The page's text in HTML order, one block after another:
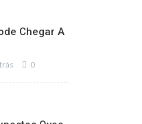
Chegar A
0